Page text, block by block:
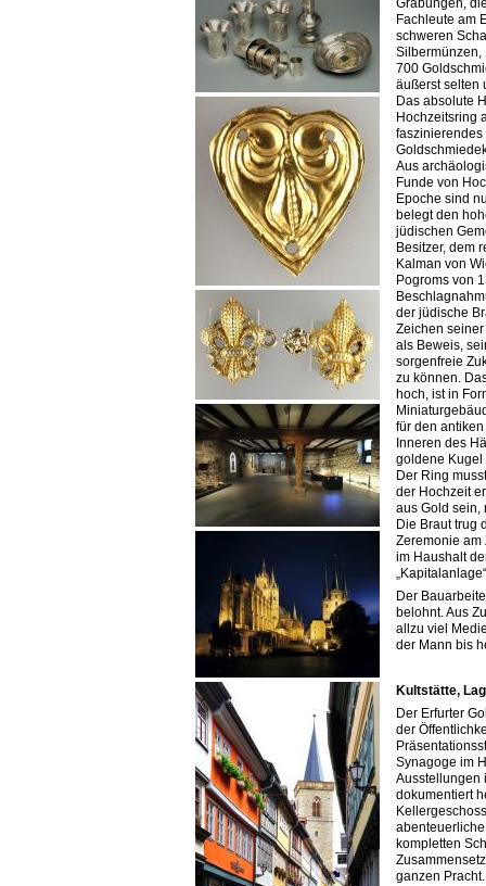
Grabungen,
Fachleute am
schweren
Silbermünzen,
700
äußerst selten
Das absolute
Hochzeitsring
faszinierendes
Aus
Funde von
Epoche sind
belegt den
jüdischen
Besitzer, dem
Kalman von
Pogroms von
der jüdische
Zeichen
als Beweis,
sorgenfreie
zu können.
hoch, ist in
für den
Inneren des
goldene Kugel
Der Ring
der Hochzeit
aus Gold sein,
Die Braut trug
Zeremonie am
im Haushalt
Der
belohnt. Aus
allzu viel
der Mann bis
Kultstätte,
Der Erfurter
der
Synagoge im
Ausstellungen
dokumentiert
kompletten
ganzen Pracht.